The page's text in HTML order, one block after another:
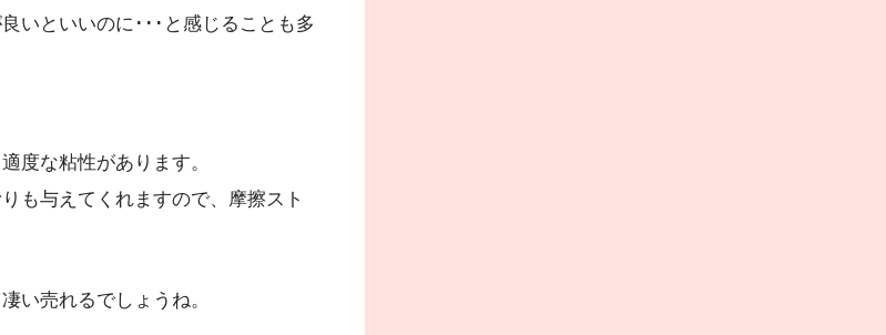
いといいのに･･･と感じることも多
度な粘性があります。
も与えてくれますので、摩擦スト
い売れるでしょうね。